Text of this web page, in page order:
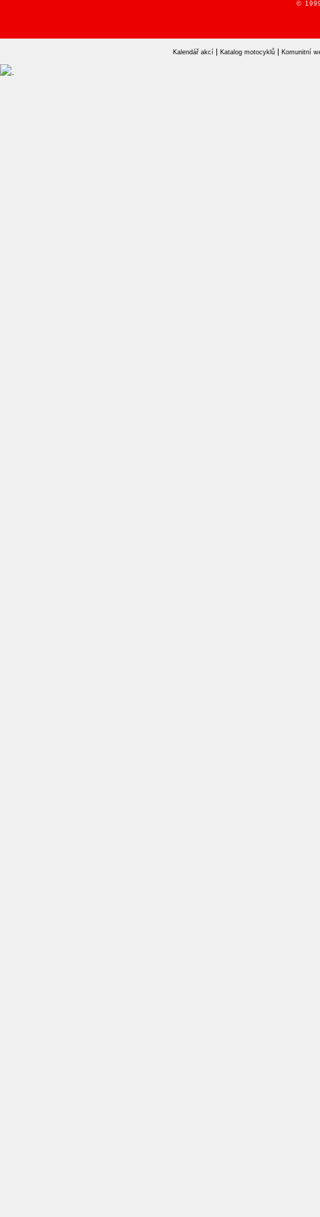
©
Kalendář akcí |Katalog motocyklů |Komunitní